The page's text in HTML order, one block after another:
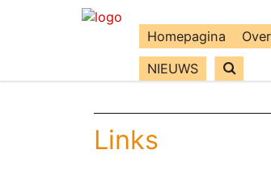
Homepagina
NIEUWS
Links